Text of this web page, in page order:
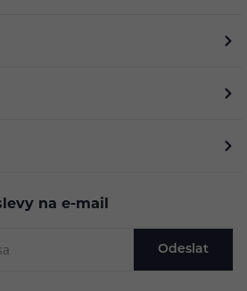
na e-mail
Odeslat